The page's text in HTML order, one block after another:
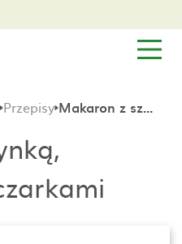
Przepisy Makaron z szynką, papryką i pieczarkami